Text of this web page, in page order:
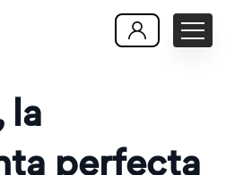
la
perfecta